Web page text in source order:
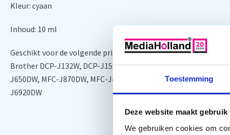
Toestemming
Deze website maakt
We gebruiken cookies om
Kleur: cyaan
Inhoud: 10 ml
Geschikt voor de volgende printers:
Brother DCP-J132W, DCP-J152W, DCP-J172W, DCP-J552DW,
J650DW, MFC-J870DW, MFC-J4410DW, MFC-J4510DW, MFC-
J6920DW